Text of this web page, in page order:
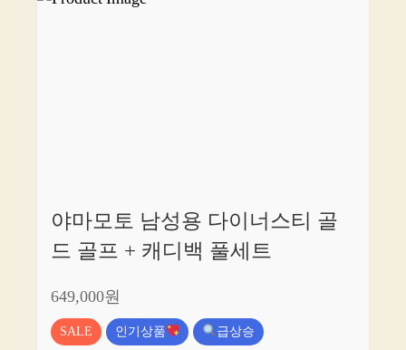
야마모토 남성용 다이너스티 골
드 골프 + 캐디백 풀세트
649,000원
SALE 인기상품 급상승